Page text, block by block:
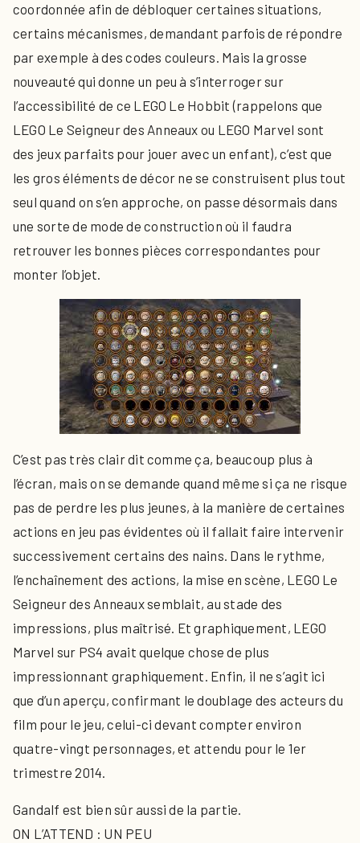
coordonnée afin de débloquer certaines situations,
certains mécanismes, demandant parfois de répondre
par exemple à des codes couleurs. Mais la grosse
nouveauté qui donne un peu à s’interroger sur
l’accessibilité de ce LEGO Le Hobbit (rappelons que
LEGO Le Seigneur des Anneaux ou LEGO Marvel sont
des jeux parfaits pour jouer avec un enfant), c’est que
les gros éléments de décor ne se construisent plus tout
seul quand on s’en approche, on passe désormais dans
une sorte de mode de construction où il faudra
retrouver les bonnes pièces correspondantes pour
monter l’objet.
C’est pas très clair dit comme ça, beaucoup plus à
l’écran, mais on se demande quand même si ça ne risque
pas de perdre les plus jeunes, à la manière de certaines
actions en jeu pas évidentes où il fallait faire intervenir
successivement certains des nains. Dans le rythme,
l’enchaînement des actions, la mise en scène, LEGO Le
Seigneur des Anneaux semblait, au stade des
impressions, plus maîtrisé. Et graphiquement, LEGO
Marvel sur PS4 avait quelque chose de plus
impressionnant graphiquement. Enfin, il ne s’agit ici
que d’un aperçu, confirmant le doublage des acteurs du
film pour le jeu, celui-ci devant compter environ
quatre-vingt personnages, et attendu pour le 1er
trimestre 2014.
Gandalf est bien sûr aussi de la partie.
ON L’ATTEND : UN PEU